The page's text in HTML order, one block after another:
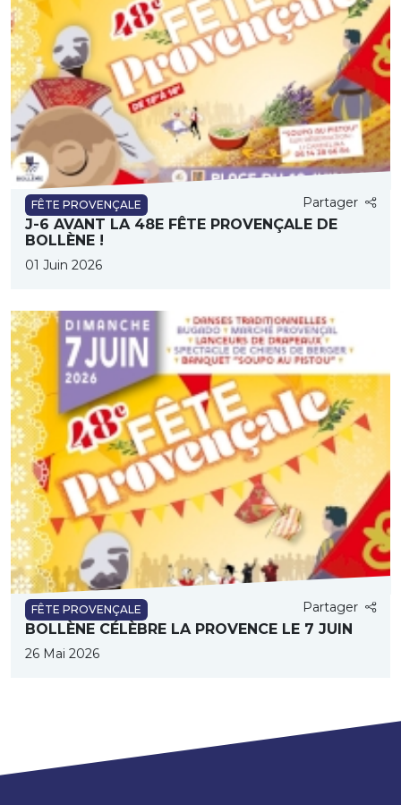
FÊTE PROVENÇALE Partager
J-6 AVANT LA 48E FÊTE PROVENÇALE DE
BOLLÈNE !
01 Juin 2026
FÊTE PROVENÇALE Partager
BOLLÈNE CÉLÈBRE LA PROVENCE LE 7 JUIN
26 Mai 2026